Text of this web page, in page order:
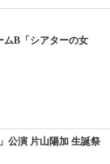
ムB「シアターの女
公演 片山陽加 生誕祭